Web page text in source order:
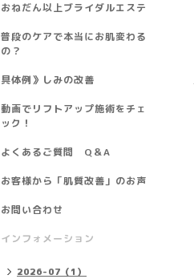
おねだん以上ブライダルエステ
普段のケアで本当にお肌変わる
の？
具体例》しみの改善
動画でリフトアップ施術をチェ
ック！
よくあるご質問 Q＆A
お客様から「肌質改善」のお声
お問い合わせ
インフォメーション
2026-07（1）